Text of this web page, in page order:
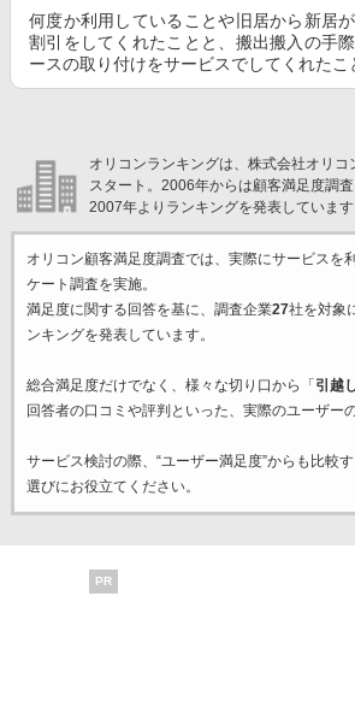
何度か利用していることや旧居から新居
割引をしてくれたことと、搬出搬入の手
ースの取り付けをサービスでしてくれたこ
オリコンランキングは、株式会社オリコ
スタート。2006年からは顧客満足度調査
2007年よりランキングを発表しています
オリコン顧客満足度調査では、実際にサービスを
ケート調査を実施。
満足度に関する回答を基に、調査企業27社を対象
ンキングを発表しています。
総合満足度だけでなく、様々な切り口から「 引越
回答者の口コミや評判といった、実際のユーザー
サービス検討の際、“ユーザー満足度”からも比較す
選びにお役立てください。
PR